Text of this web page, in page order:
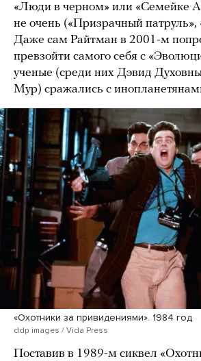
«Люди в черном» или «Семейке
не очень («Призрачный патруль»,
Даже сам Райтман в 2001-м
превзойти самого себя с
ученые (среди них Дэвид
Мур) сражались с
«Охотники за привидениями». 1984 год
ddp images / Vida Press
Поставив в 1989-м сиквел